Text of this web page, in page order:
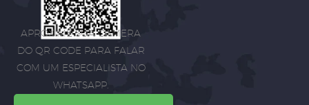
APROXIME SUA CÂMERA
DO QR CODE PARA FALAR
COM UM ESPECIALISTA NO
WHATSAPP.